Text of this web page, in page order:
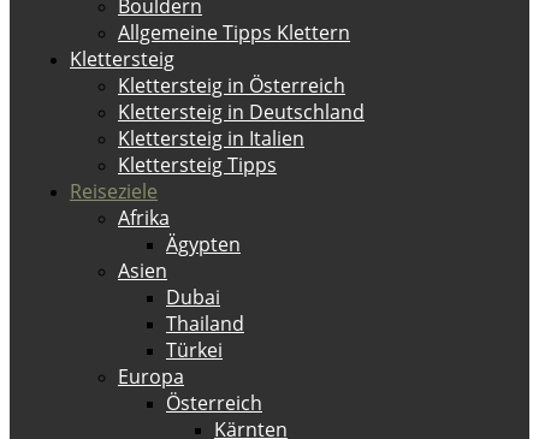
Bouldern
Allgemeine Tipps Klettern
Klettersteig
Klettersteig in Österreich
Klettersteig in Deutschland
Klettersteig in Italien
Klettersteig Tipps
Reiseziele
Afrika
Ägypten
Asien
Dubai
Thailand
Türkei
Europa
Österreich
Kärnten